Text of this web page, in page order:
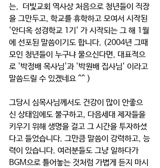
는,  더빛교회 역사상 처음으로 청년들이 직장
을 그만두고, 학교를 휴학하고 모여서 시작된
'안디옥 성경학교 1기' 가 시작되는 그 해 1월
에 선포된 말씀이기도 합니다. (2004년 그때
모인 청년들이 누구냐 물으신다면, 대표적으
로 '박정배 목사님'과 '박원배 집사님' 이라고
말씀드릴 수 있겠네요 ^^ )
그당시 심목사님께서도 건강이 많이 안좋으
신 상태임에도 불구하고, 다음세대 제자들을
키우기 위해 생명을 걸고 그 시간을 투자하셨
다고 들었습니다. 그만큼 말씀이 강력하고, 능
력이 있습니다. 여러분들도 그냥 일하다가
BGM으로 틀어놓는 것처럼 가볍게 듣지 마시